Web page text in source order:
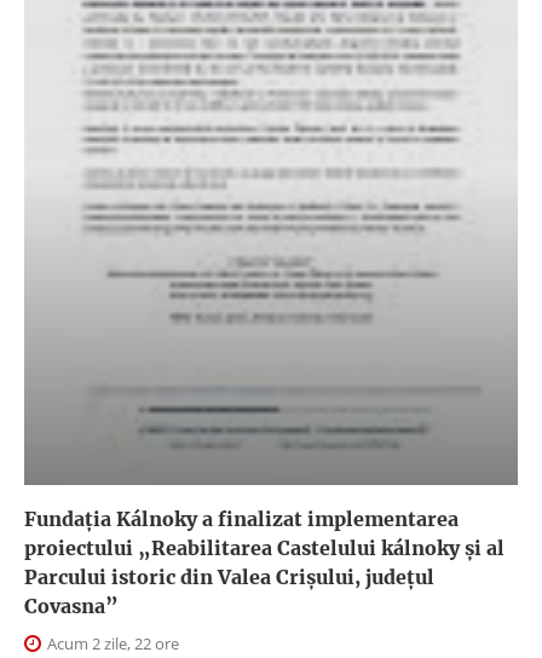
Fundația Kálnoky a finalizat implementarea
proiectului „Reabilitarea Castelului kálnoky și al
Parcului istoric din Valea Crișului, județul
Covasna”
Acum 2 zile, 22 ore